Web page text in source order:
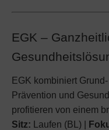
EGK –
EGK kombiniert
Prävention und
profitieren von einem
Sitz: Laufen (BL) |